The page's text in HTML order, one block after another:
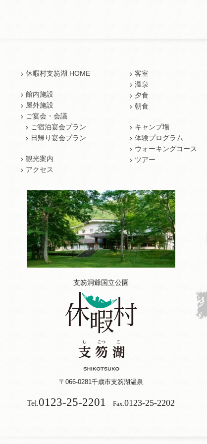
休暇村支笏湖 HOME
館内施設
屋外施設
ご宴会・会議
ご宿泊宴会プラン
日帰り宴会プラン
観光案内
アクセス
客室
温泉
夕食
朝食
キャンプ場
体験プログラム
ウォーキングコース
ツアー
支笏洞爺国立公園
〒066-0281千歳市支笏湖温泉
Tel.0123-25-2201 Fax. 0123-25-2202